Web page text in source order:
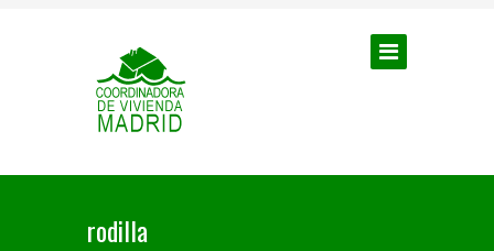
rodilla